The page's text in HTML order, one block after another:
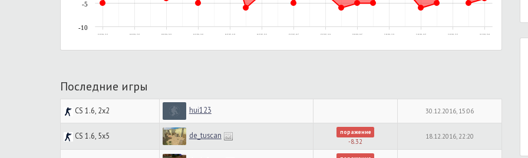
01.09.2014, 12:12 04.09.2014, 15:02 08.09.2014, 20:36 04.10.2014, 19:02 04.05.2015, 01:38 04.05.2015, 22:21 05.05.2015, 00:27 05.05.2015, 10:34 29.08.2016, 00:07 31.08.2016, 13:39 31.08.2016, 18:35 13.09.2016, 15:33 18.12.2016, 22:46
-10
-5
Последние игры
CS 1.6, 2x2 hui123 30.12.2016, 15:06
CS 1.6, 5x5 de_tuscan поражение
-8.32
18.12.2016, 22:20